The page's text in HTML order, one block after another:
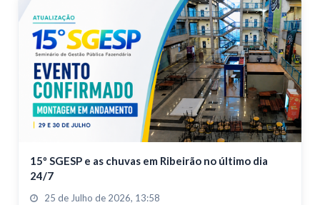
15º SGESP e as chuvas em Ribeirão no último dia
24/7
25 de Julho de 2026, 13:58